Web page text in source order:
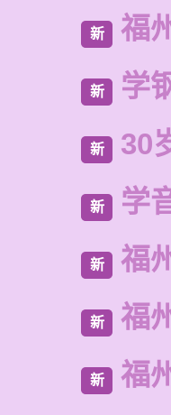
新 福
新 学
新 30
新 学
新 福
新 福
新 福